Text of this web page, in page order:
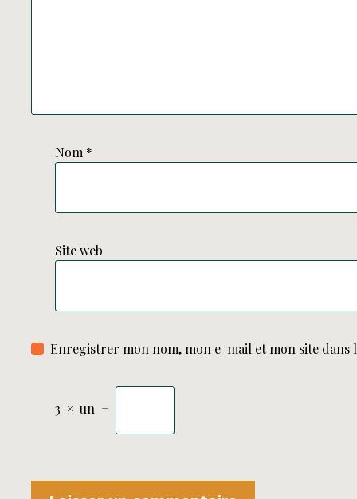
Nom *
Site web
Enregistrer mon nom, mon e-mail et mon site
3 × un =